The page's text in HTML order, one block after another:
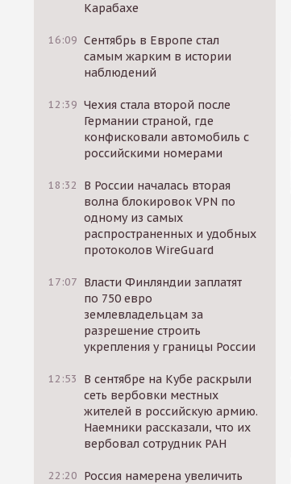
Карабахе
16:09 Сентябрь в Европе стал
самым жарким в истории
наблюдений
12:39 Чехия стала второй после
Германии страной, где
конфисковали автомобиль с
российскими номерами
18:32
В России началась вторая
волна блокировок VPN по
одному из самых
распространенных и удобных
протоколов WireGuard
17:07 Власти Финляндии заплатят
по 750 евро
землевладельцам за
разрешение строить
укрепления у границы России
12:53
В сентябре на Кубе раскрыли
сеть вербовки местных
жителей в российскую армию.
Наемники рассказали, что их
вербовал сотрудник РАН
22:20 Россия намерена увеличить